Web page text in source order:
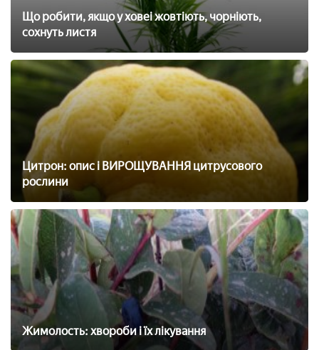
Що робити, якщо у ховеі жовтіють, чорніють,
сохнуть листя
Цитрон: опис і ВИРОЩУВАННЯ цитрусового
рослини
Жимолость: хвороби і їх лікування